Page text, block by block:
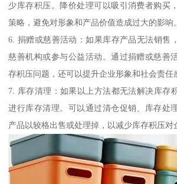
少库存积压。降价处理可以吸引消费者购买
策略，避免对形象和产品价值造成过大的影响。
6. 捐赠或慈善活动：如果库存产品无法销售
慈善机构或参与公益活动。通过捐赠或慈善
存积压问题，还可以提升企业形象和社会责任
7. 库存清理：如果以上方法都无法解决库存
进行库存清理。可以通过清仓促销、库存处
产品以较格出售或处理掉，以减少库存积压对